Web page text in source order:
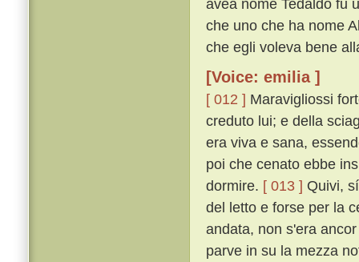
avea nome Tedaldo fu
che uno che ha nome
che egli voleva bene
[Voice: emilia ]
[ 012 ] Maravigliossi
creduto lui; e della
era viva e sana,
poi che cenato ebbe
dormire. [ 013 ] Quivi,
del letto e forse per la
andata, non s'era
parve in su la mezza